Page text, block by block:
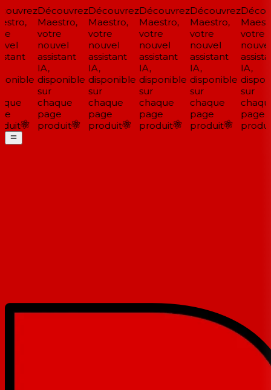
Découvrez
Maestro,
votre
nouvel
assistant
IA,
disponible
sur
chaque
page
produit
Découvrez
Maestro,
votre
nouvel
assistant
IA,
disponible
sur
chaque
page
produit
Découvrez
Maestro,
votre
nouvel
assistant
IA,
disponible
sur
chaque
page
produit
Découvrez
Maestro,
votre
nouvel
assistant
IA,
disponible
sur
chaque
page
produit
votre
nouvel
IA,
sur
page
produit